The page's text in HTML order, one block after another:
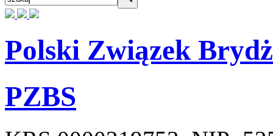
Polski Związek
PZBS